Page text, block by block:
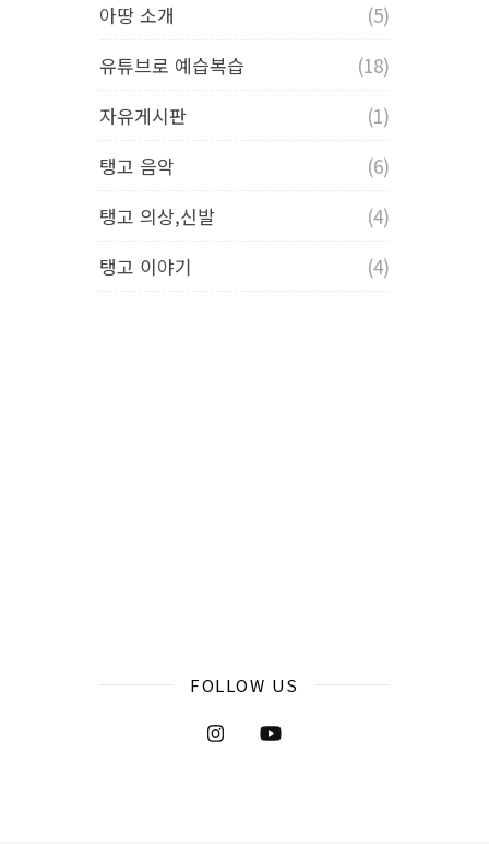
아땅 소개
(5)
유튜브로 예습복습
(18)
자유게시판
(1)
탱고 음악
(6)
탱고 의상,신발
(4)
탱고 이야기
(4)
FOLLOW US